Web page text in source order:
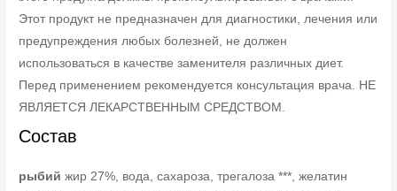
Этот продукт не предназначен для диагностики, лечения или
предупреждения любых болезней, не должен
использоваться в качестве заменителя различных диет.
Перед применением рекомендуется консультация врача. НЕ
ЯВЛЯЕТСЯ ЛЕКАРСТВЕННЫМ СРЕДСТВОМ.
Состав
рыбийжир 27%, вода, сахароза, трегалоза ***, желатин